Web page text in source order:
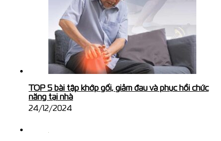
TOP 5 bài tập khớp gối, giảm đau và phục hồi chức
năng tại nhà
24/12/2024